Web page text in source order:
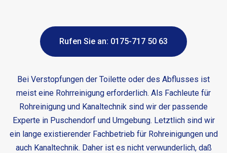
Rufen Sie an: 0175-717 50 63
Bei Verstopfungen der Toilette oder des Abflusses ist
meist eine Rohrreinigung erforderlich. Als Fachleute für
Rohreinigung und Kanaltechnik sind wir der passende
Experte in Puschendorf und Umgebung. Letztlich sind wir
ein lange existierender Fachbetrieb für Rohreinigungen und
auch Kanaltechnik. Daher ist es nicht verwunderlich, daß